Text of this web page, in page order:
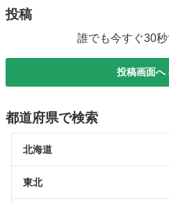
投稿
誰でも今すぐ30
投稿画面へ
都道府県で検索
北海道
東北